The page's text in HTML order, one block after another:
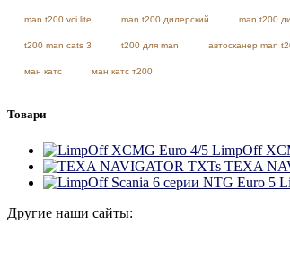
man t200 vci lite man t200 дилерский man t200
t200 man cats 3 t200 для man автосканер man
ман катс ман катс т200
Товари
LimpOff
TEXA
Другие наши сайты: